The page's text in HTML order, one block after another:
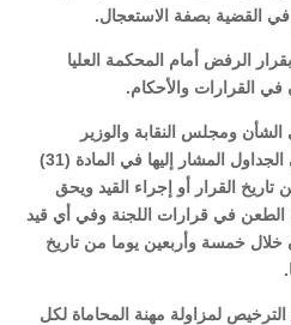
القضية بصفة الاستعجال.
الرفض أمام المحكمة العليا
في القرارات والأحكام.
ومجلس النقابة والوزير
بقراراتها وبما قامت به بالقيد في الجداول المشار إليها في المادة (31)
القرار أو إجراء القيد ويحق
في قرارات اللجنة وفي أي قيد
خلال خمسة وأربعين يوما من تاريخ
الترخيص لمزاولة مهنة المحاماة لكل